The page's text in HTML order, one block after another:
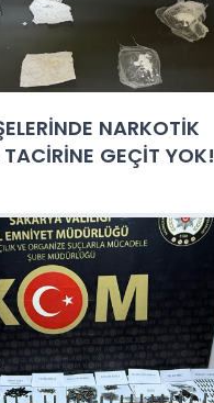
NARKOTİK
TACİRİNE GEÇİT YOK!